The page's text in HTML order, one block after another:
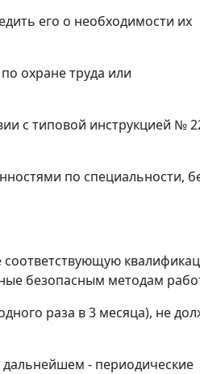
его о необходимости их
охране труда или
с типовой инструкцией №
по специальности,
безопасным методам
раза в 3 месяца), не
- периодические